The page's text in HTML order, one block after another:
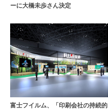
ーに大橋未歩さん決定
富士フイルム、「印刷会社の持続的